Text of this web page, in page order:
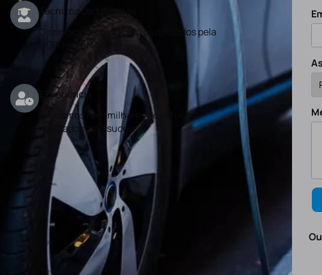
Técnicos certificados
Os nossos técnicos são certificados pela
DGEG e a ANACOM
Experiência
Contamos com milhares de serviços
realizados com sucesso.